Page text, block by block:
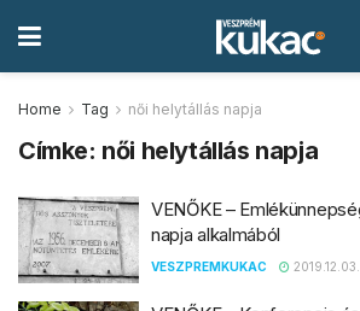
Home Tag női helytállás napja
Címke: női helytállás napja
VENŐKE –
napja alkalmából
VESZPREMKUKAC 2019.12.03.